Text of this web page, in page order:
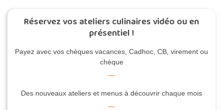
Réservez vos ateliers culinaires vidéo ou en
présentiel !
Payez avec vos chèques vacances, Cadhoc, CB, virement ou
chèque
Des nouveaux ateliers et menus à découvrir chaque mois